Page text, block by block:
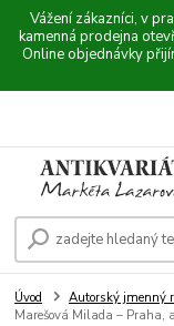
Vážení zákazníci, v
kamenná prodejna
Online objednávky
Úvod Autorský jmenný
Marešová Milada – Praha,